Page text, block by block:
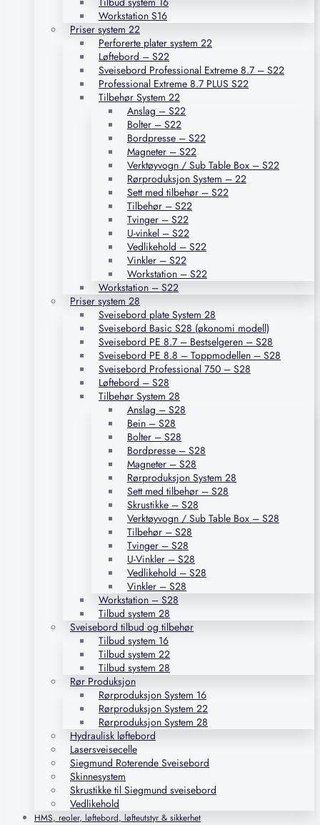
Workstation S16
Priser system 22
Perforerte plater system 22
Løftebord – S22
Sveisebord Professional Extreme 8.7 – S22
Professional Extreme 8.7 PLUS S22
Tilbehør System 22
Anslag – S22
Bolter – S22
Bordpresse – S22
Magneter – S22
Verktøyvogn / Sub Table Box – S22
Rørproduksjon System – 22
Sett med tilbehør – S22
Tilbehør – S22
Tvinger – S22
U-vinkel – S22
Vedlikehold – S22
Vinkler – S22
Workstation – S22
Workstation – S22
Priser system 28
Sveisebord plate System 28
Sveisebord Basic S28 (økonomi modell)
Sveisebord PE 8.7 – Bestselgeren – S28
Sveisebord PE 8.8 – Toppmodellen – S28
Sveisebord Professional 750 – S28
Løftebord – S28
Tilbehør System 28
Anslag – S28
Bein – S28
Bolter – S28
Bordpresse – S28
Magneter – S28
Rørproduksjon System 28
Sett med tilbehør – S28
Skrustikke – S28
Verktøyvogn / Sub Table Box – S28
Tilbehør – S28
Tvinger – S28
U-Vinkler – S28
Vedlikehold – S28
Vinkler – S28
Workstation – S28
Tilbud system 28
Sveisebord tilbud og tilbehør
Tilbud system 16
Tilbud system 22
Tilbud system 28
Rør Produksjon
Rørproduksjon System 16
Rørproduksjon System 22
Rørproduksjon System 28
Hydraulisk løftebord
Lasersveisecelle
Siegmund Roterende Sveisebord
Skinnesystem
Skrustikke til Siegmund sveisebord
Vedlikehold
HMS, reoler, løftebord, løfteutstyr & sikkerhet